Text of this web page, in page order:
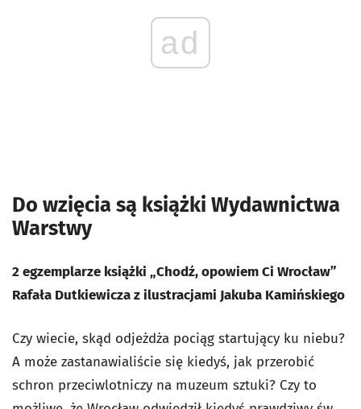
ad
Do wzięcia są książki Wydawnictwa
Warstwy
2 egzemplarze książki „Chodź, opowiem Ci Wrocław”
Rafała Dutkiewicza z ilustracjami Jakuba Kamińskiego
Czy wiecie, skąd odjeżdża pociąg startujący ku niebu?
A może zastanawialiście się kiedyś, jak przerobić
schron przeciwlotniczy na muzeum sztuki? Czy to